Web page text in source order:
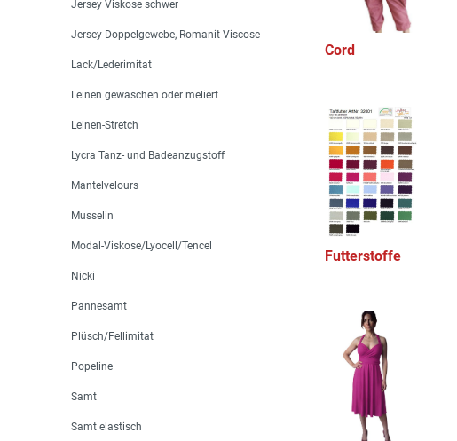
Jersey Viskose schwer
Jersey Doppelgewebe, Romanit Viscose
Lack/Lederimitat
Leinen gewaschen oder meliert
Leinen-Stretch
Lycra Tanz- und Badeanzugstoff
Mantelvelours
Musselin
Modal-Viskose/Lyocell/Tencel
Nicki
Pannesamt
Plüsch/Fellimitat
Popeline
Samt
Samt elastisch
Cord
Futterstoffe